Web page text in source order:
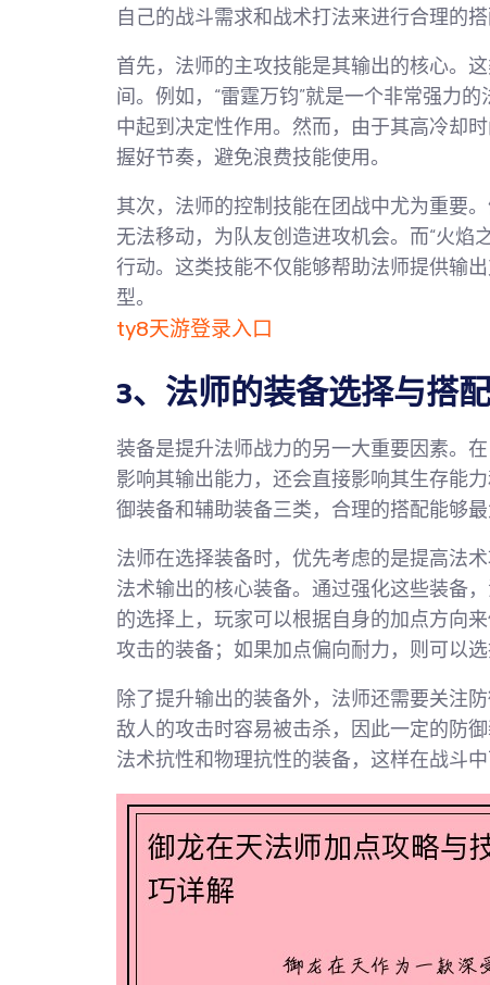
自己的战斗需求和战术打法来进行合理的搭
首先，法师的主攻技能是其输出的核心。
间。例如，“雷霆万钧”就是一个非常强力
中起到决定性作用。然而，由于其高冷却
握好节奏，避免浪费技能使用。
其次，法师的控制技能在团战中尤为重要
无法移动，为队友创造进攻机会。而“火焰
行动。这类技能不仅能够帮助法师提供输
型。
ty8天游登录入口
3、法师的装备选择与搭配
装备是提升法师战力的另一大重要因素。
影响其输出能力，还会直接影响其生存能
御装备和辅助装备三类，合理的搭配能够最
法师在选择装备时，优先考虑的是提高法
法术输出的核心装备。通过强化这些装备
的选择上，玩家可以根据自身的加点方向
攻击的装备；如果加点偏向耐力，则可以
除了提升输出的装备外，法师还需要关注
敌人的攻击时容易被击杀，因此一定的防
法术抗性和物理抗性的装备，这样在战斗